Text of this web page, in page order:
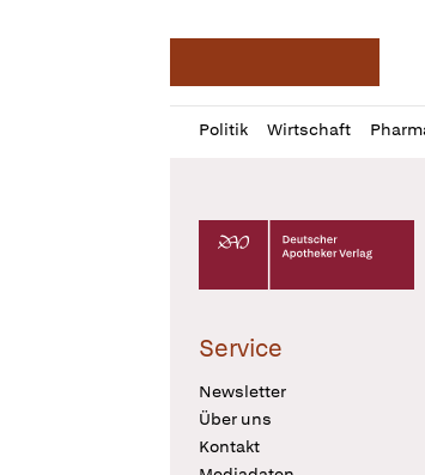
Politik Wirtschaft
Profil
öffnen
Daz
Pur
Deutscher Apotheker
Service
Newsletter
Über uns
Kontakt